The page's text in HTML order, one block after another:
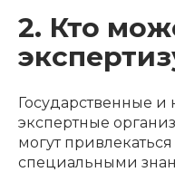
2. Кто
Государственные и
экспертные
могут
специальными